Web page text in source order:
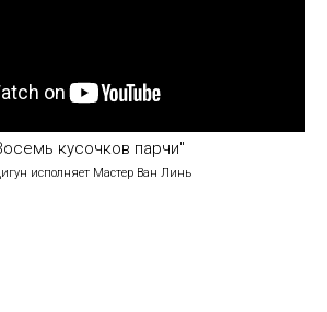
кусочков парчи"
исполняет Мастер Ван Линь